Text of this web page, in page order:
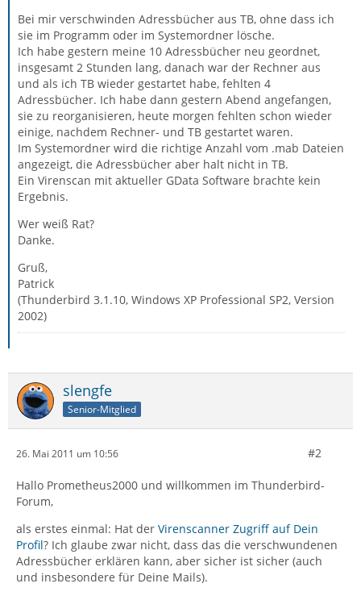
Bei mir verschwinden Adressbücher aus TB, ohne dass ich
sie im Programm oder im Systemordner lösche.
Ich habe gestern meine 10 Adressbücher neu geordnet,
insgesamt 2 Stunden lang, danach war der Rechner aus
und als ich TB wieder gestartet habe, fehlten 4
Adressbücher. Ich habe dann gestern Abend angefangen,
sie zu reorganisieren, heute morgen fehlten schon wieder
einige, nachdem Rechner- und TB gestartet waren.
Im Systemordner wird die richtige Anzahl vom .mab Dateien
angezeigt, die Adressbücher aber halt nicht in TB.
Ein Virenscan mit aktueller GData Software brachte kein
Ergebnis.
Wer weiß Rat?
Danke.
Gruß,
Patrick
(Thunderbird 3.1.10, Windows XP Professional SP2, Version
2002)
slengfe
Senior-Mitglied
26. Mai 2011 um 10:56 #2
Hallo Prometheus2000 und willkommen im Thunderbird-
Forum,
als erstes einmal: Hat der Virenscanner Zugriff auf Dein
Profil? Ich glaube zwar nicht, dass das die verschwundenen
Adressbücher erklären kann, aber sicher ist sicher (auch
und insbesondere für Deine Mails).